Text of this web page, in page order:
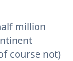
million
course not)